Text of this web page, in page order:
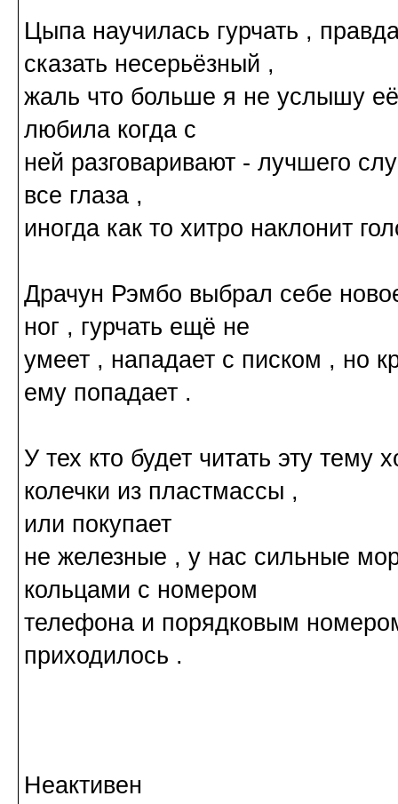
Цыпа научилась гурчать ,
сказать несерьёзный ,
жаль что больше я не услышу
любила когда с
ней разговаривают - лучшего
все глаза ,
иногда как то хитро наклонит
Драчун Рэмбо выбрал себе
ног , гурчать ещё не
умеет , нападает с писком , но
ему попадает .
У тех кто будет читать эту тему
колечки из пластмассы ,
или покупает
не железные , у нас сильные
кольцами с номером
телефона и порядковым
приходилось .
Неактивен